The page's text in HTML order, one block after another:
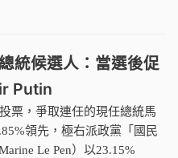
統候選人：當選後促
Putin
票，爭取連任的現任總統馬
領先，極右派政黨「國民
Le Pen）以23.15%